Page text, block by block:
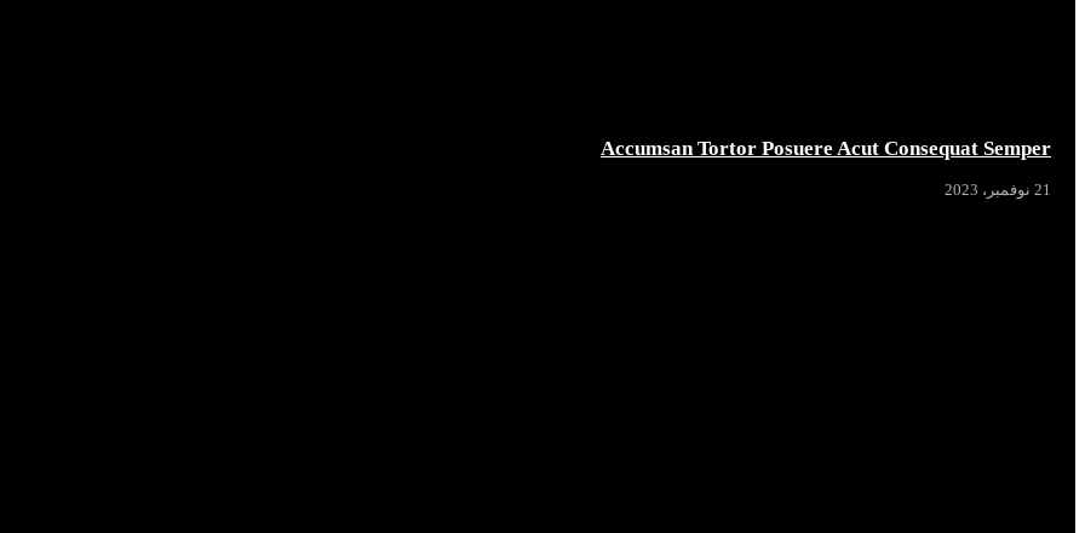
Accumsan Tortor Posuere Acut Consequat Semper
21 نوفمبر، 2023